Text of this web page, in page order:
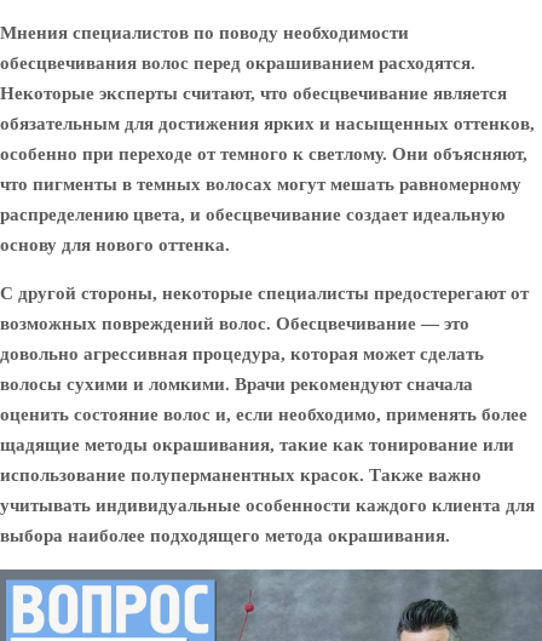
Мнения специалистов по поводу необходимости
обесцвечивания волос перед окрашиванием расходятся.
Некоторые эксперты считают, что обесцвечивание является
обязательным для достижения ярких и насыщенных оттенков,
особенно при переходе от темного к светлому. Они объясняют,
что пигменты в темных волосах могут мешать равномерному
распределению цвета, и обесцвечивание создает идеальную
основу для нового оттенка.
С другой стороны, некоторые специалисты предостерегают от
возможных повреждений волос. Обесцвечивание — это
довольно агрессивная процедура, которая может сделать
волосы сухими и ломкими. Врачи рекомендуют сначала
оценить состояние волос и, если необходимо, применять более
щадящие методы окрашивания, такие как тонирование или
использование полуперманентных красок. Также важно
учитывать индивидуальные особенности каждого клиента для
выбора наиболее подходящего метода окрашивания.